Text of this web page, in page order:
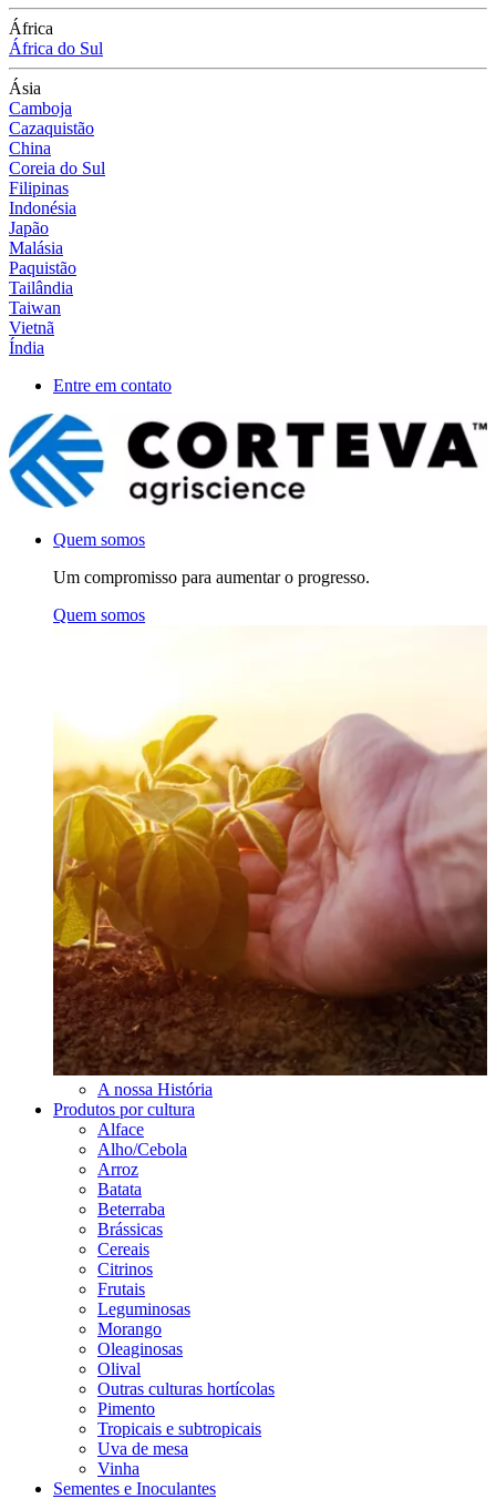
África
África do Sul
Ásia
Camboja
Cazaquistão
China
Coreia do Sul
Filipinas
Indonésia
Japão
Malásia
Paquistão
Tailândia
Taiwan
Vietnã
Índia
Entre em contato
Quem somos
Um compromisso para aumentar o progresso.
Quem somos
A nossa História
Produtos por cultura
Alface
Alho/Cebola
Arroz
Batata
Beterraba
Brássicas
Cereais
Citrinos
Frutais
Leguminosas
Morango
Oleaginosas
Olival
Outras culturas hortícolas
Pimento
Tropicais e subtropicais
Uva de mesa
Vinha
Sementes e Inoculantes